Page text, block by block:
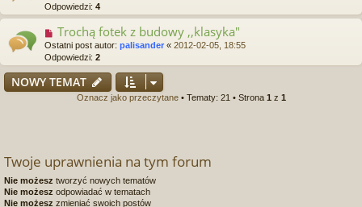
Odpowiedzi: 4
Trochą fotek z budowy ,,klasyka"
Ostatni post autor: palisander « 2012-02-05, 18:55
Odpowiedzi: 2
NOWY TEMAT
Oznacz jako przeczytane• Tematy: 21 • Strona 1 z 1
Twoje uprawnienia na tym forum
Nie możesz tworzyć nowych tematów
Nie możesz odpowiadać w tematach
Nie możesz zmieniać swoich postów